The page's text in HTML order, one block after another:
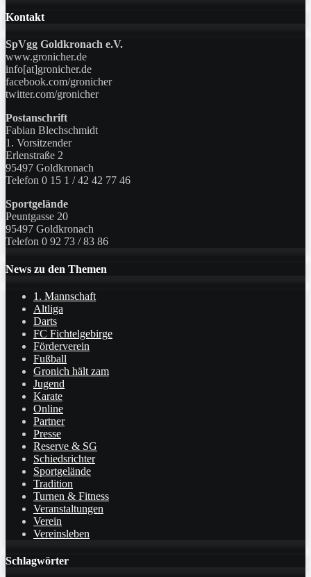
Kontakt
SpVgg Goldkronach e.V.
www.gronicher.de
info[at]gronicher.de
facebook.com/gronicher
twitter.com/gronicher
Postanschrift
Fabian Blechschmidt
1. Vorsitzender
Erlenstraße 2
95497 Goldkronach
Telefon 0 15 1 / 42 42 77 46
Sportgelände
Peuntgasse 20
95497 Goldkronach
Telefon 0 92 73 / 83 86
News zu den Themen
1. Mannschaft
Altliga
Darts
FC Fichtelgebirge
Förderverein
Fußball
Gronich hält zam
Jugend
Karate
Online
Partner
Presse
Reserve & SG
Schiedsrichter
Sportgelände
Tradition
Turnen & Fitness
Veranstaltungen
Verein
Vereinsleben
Schlagwörter